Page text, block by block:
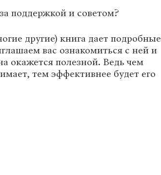
поддержкой и советом?
другие) книга дает подробные
вас ознакомиться с ней и
окажется полезной. Ведь чем
тем эффективнее будет его